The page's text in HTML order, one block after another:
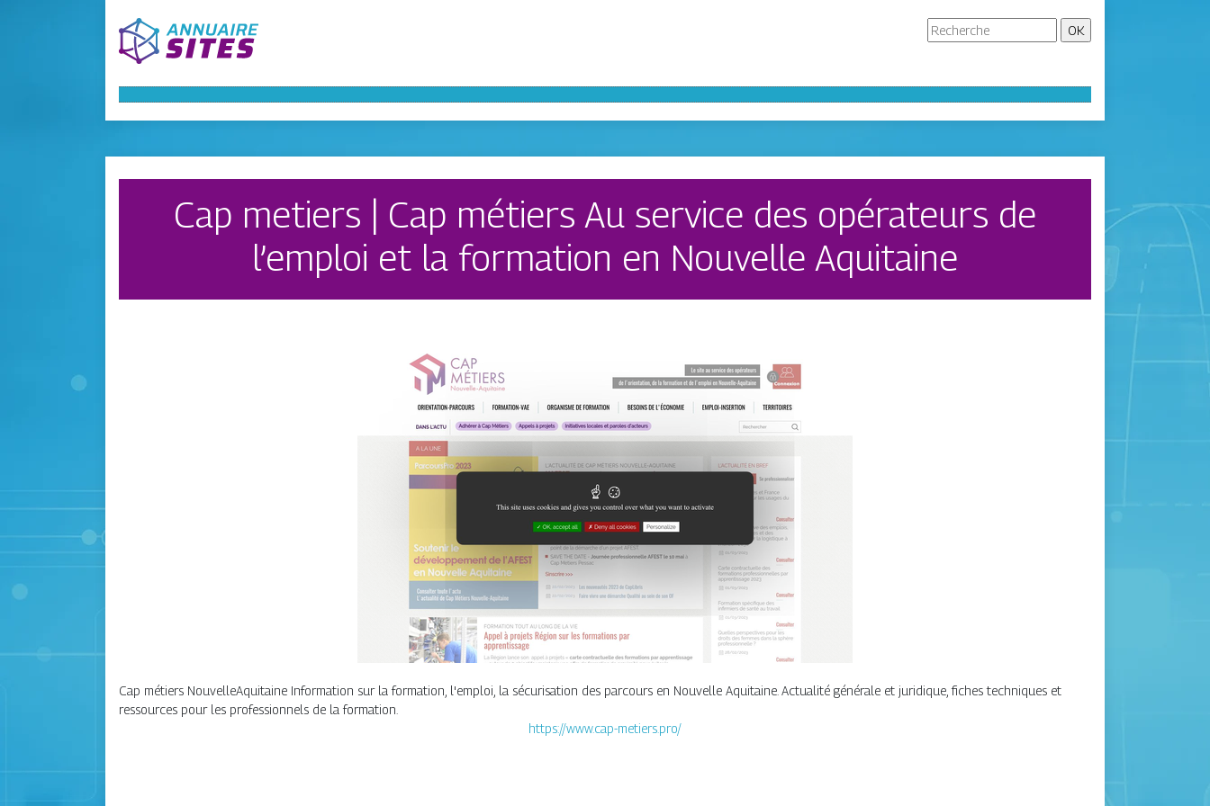
Cap metiers | Cap métiers Au service des opérateurs de
l’emploi et la formation en Nouvelle Aquitaine
Cap métiers NouvelleAquitaine Information sur la formation, l'emploi, la sécurisation des parcours en Nouvelle Aquitaine. Actualité générale et juridique, fiches techniques et
ressources pour les professionnels de la formation.
https://www.cap-metiers.pro/